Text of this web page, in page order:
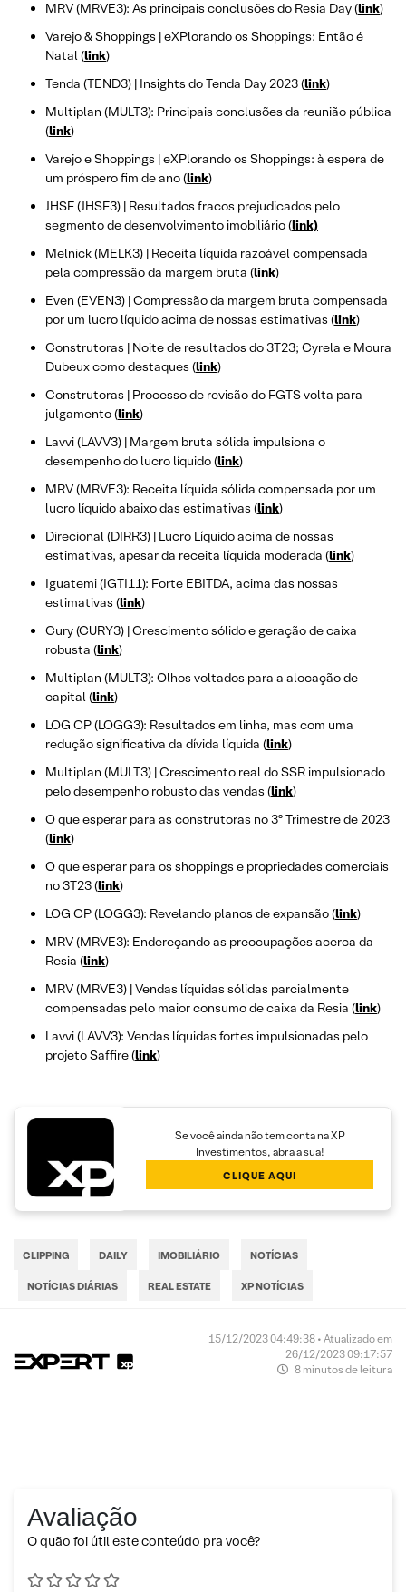
MRV (MRVE3): As principais conclusões do Resia Day (link)
Varejo & Shoppings | eXPlorando os Shoppings: Então é
Natal (link)
Tenda (TEND3) | Insights do Tenda Day 2023 (link)
Multiplan (MULT3): Principais conclusões da reunião pública
(link)
Varejo e Shoppings | eXPlorando os Shoppings: à espera de
um próspero fim de ano (link)
JHSF (JHSF3) | Resultados fracos prejudicados pelo
segmento de desenvolvimento imobiliário (link)
Melnick (MELK3) | Receita líquida razoável compensada
pela compressão da margem bruta (link)
Even (EVEN3) | Compressão da margem bruta compensada
por um lucro líquido acima de nossas estimativas (link)
Construtoras | Noite de resultados do 3T23; Cyrela e Moura
Dubeux como destaques (link)
Construtoras | Processo de revisão do FGTS volta para
julgamento (link)
Lavvi (LAVV3) | Margem bruta sólida impulsiona o
desempenho do lucro líquido (link)
MRV (MRVE3): Receita líquida sólida compensada por um
lucro líquido abaixo das estimativas (link)
Direcional (DIRR3) | Lucro Líquido acima de nossas
estimativas, apesar da receita líquida moderada (link)
Iguatemi (IGTI11): Forte EBITDA, acima das nossas
estimativas (link)
Cury (CURY3) | Crescimento sólido e geração de caixa
robusta (link)
Multiplan (MULT3): Olhos voltados para a alocação de
capital (link)
LOG CP (LOGG3): Resultados em linha, mas com uma
redução significativa da dívida líquida (link)
Multiplan (MULT3) | Crescimento real do SSR impulsionado
pelo desempenho robusto das vendas (link)
O que esperar para as construtoras no 3º Trimestre de 2023
(link)
O que esperar para os shoppings e propriedades comerciais
no 3T23 (link)
LOG CP (LOGG3): Revelando planos de expansão (link)
MRV (MRVE3): Endereçando as preocupações acerca da
Resia (link)
MRV (MRVE3) | Vendas líquidas sólidas parcialmente
compensadas pelo maior consumo de caixa da Resia (link)
Lavvi (LAVV3): Vendas líquidas fortes impulsionadas pelo
projeto Saffire (link)
Se você ainda não tem conta na XP
Investimentos, abra a sua!
CLIQUE AQUI
CLIPPING DAILY IMOBILIÁRIO NOTÍCIAS
NOTÍCIAS DIÁRIAS REAL ESTATE XP NOTÍCIAS
15/12/2023 04:49:38 • Atualizado em
26/12/2023 09:17:57
8 minutos de leitura
Avaliação
O quão foi útil este conteúdo pra você?